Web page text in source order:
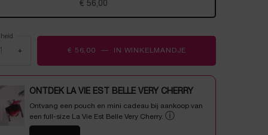
Geselecteerd
€ 56,00
, 1 of 1
+ € 56,00 ― IN WINKELMANDJE
ONTDEK LA VIE EST BELLE VERY CHERRY
Ontvang een pouch en mini cadeau bij aankoop van
een full-size La Vie Est Belle Very Cherry. ⓘ